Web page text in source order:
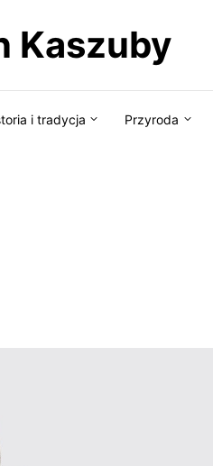
Kaszuby
i tradycja Przyroda